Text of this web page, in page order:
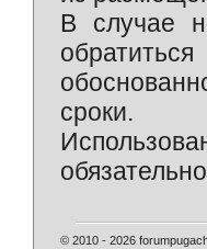
В случае
сроки.
© 2010 - 2026